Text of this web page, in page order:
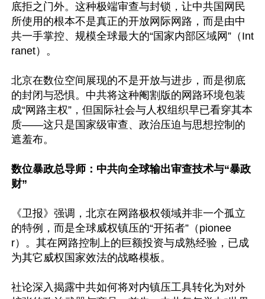
底拒之门外。这种极端审查与封锁，让中共国网民
所使用的根本不是真正的开放网际网路，而是由中
共一手掌控、规模全球最大的“国家内部区域网”（Int
ranet）。
北京在数位空间展现的不是开放与进步，而是彻底
的封闭与恐惧。中共将这种阉割版的网路环境包装
成“网路主权”，但国际社会与人权组织早已看穿其本
质——这只是国家级审查、政治压迫与思想控制的
遮羞布。
数位暴政总导师：中共向全球输出审查技术与“暴政
财”
《卫报》强调，北京在网路极权领域并非一个孤立
的特例，而是全球威权镇压的“开拓者”（pionee
r）。其在网路控制上的巨额投资与成熟经验，已成
为其它威权国家效法的战略模板。
社论深入揭露中共如何将对内镇压工具转化为对外